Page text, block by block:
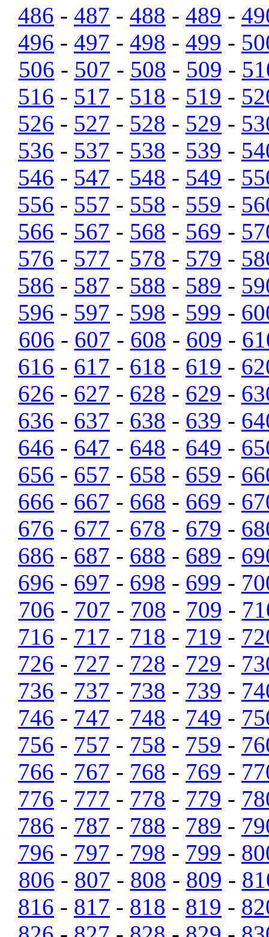
486 - 487 - 488 - 489 -
496 - 497 - 498 - 499 -
506 - 507 - 508 - 509 -
516 - 517 - 518 - 519 -
526 - 527 - 528 - 529 -
536 - 537 - 538 - 539 -
546 - 547 - 548 - 549 -
556 - 557 - 558 - 559 -
566 - 567 - 568 - 569 -
576 - 577 - 578 - 579 -
586 - 587 - 588 - 589 -
596 - 597 - 598 - 599 -
606 - 607 - 608 - 609 -
616 - 617 - 618 - 619 -
626 - 627 - 628 - 629 -
636 - 637 - 638 - 639 -
646 - 647 - 648 - 649 -
656 - 657 - 658 - 659 -
666 - 667 - 668 - 669 -
676 - 677 - 678 - 679 -
686 - 687 - 688 - 689 -
696 - 697 - 698 - 699 -
706 - 707 - 708 - 709 -
716 - 717 - 718 - 719 -
726 - 727 - 728 - 729 -
736 - 737 - 738 - 739 -
746 - 747 - 748 - 749 -
756 - 757 - 758 - 759 -
766 - 767 - 768 - 769 -
776 - 777 - 778 - 779 -
786 - 787 - 788 - 789 -
796 - 797 - 798 - 799 -
806 - 807 - 808 - 809 -
816 - 817 - 818 - 819 -